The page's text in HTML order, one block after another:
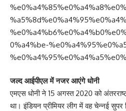
0%a4%be-
जल्द आईपीएल में नजर आएंगे धोनी
एमएस धोनी ने 15 अगस्त 2020 को
था। इंडियन प्रीमियर लीग में वह चेन्नई